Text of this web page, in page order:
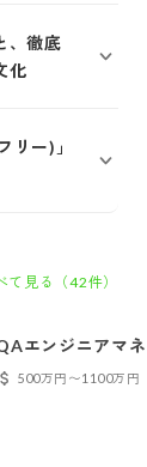
、徹底
化
リー)」
て見る（42件）
エンジニアマ
500万円〜1100万円